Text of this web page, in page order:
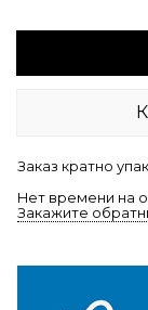
Заказ кратно
Нет времени на
Закажите